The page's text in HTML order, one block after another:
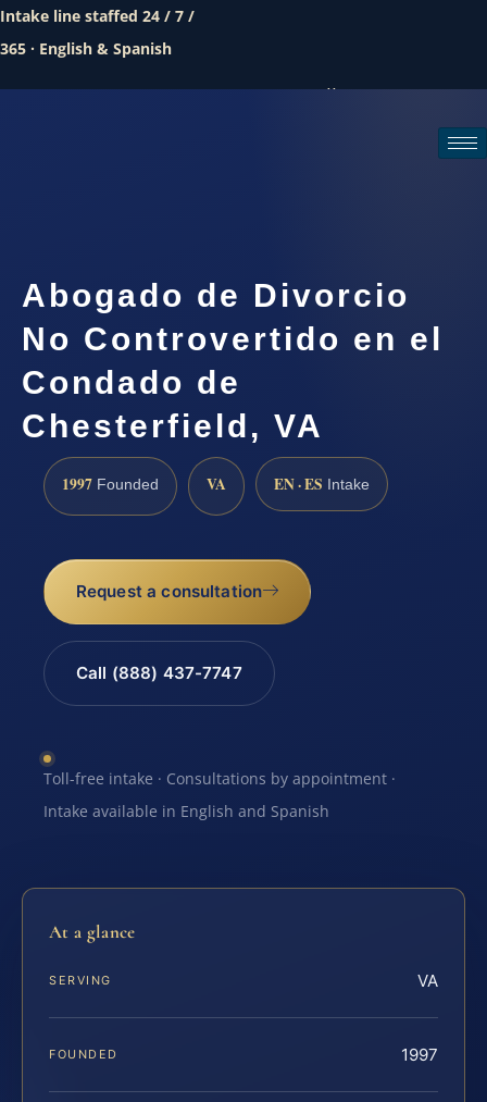
Intake line staffed 24 / 7 /
365 · English & Spanish
Call (888) 437-7747
Abogado de Divorcio
No Controvertido en el
Condado de
Chesterfield, VA
1997 Founded VA EN · ES Intake
Request a consultation
Call (888) 437-7747
Toll-free intake · Consultations by appointment ·
Intake available in English and Spanish
At a glance
SERVING VA
FOUNDED 1997